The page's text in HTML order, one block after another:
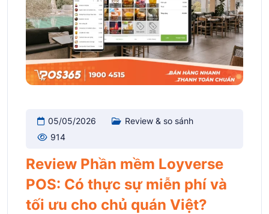
05/05/2026
Review & so sánh
914
Review Phần mềm Loyverse
POS: Có thực sự miễn phí và
tối ưu cho chủ quán Việt?